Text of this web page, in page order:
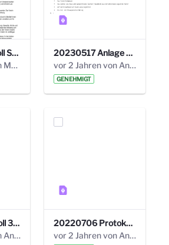
24_4_3 Protokoll Steuerungskreis.pdf
vor 2 Jahren von Marcel Eckert
20230517 Anlage 1_35. Steuerungskreis.pdf
vor 2 Jahren von Anni Schlumberger
GENEHMIGT
230517 Protokoll 35. Steuerungskreis.pdf
vor 2 Jahren von Anni Schlumberger
20220706 Protokoll 33. Steuerungskreis.pdf
vor 2 Jahren von Anni Schlumberger